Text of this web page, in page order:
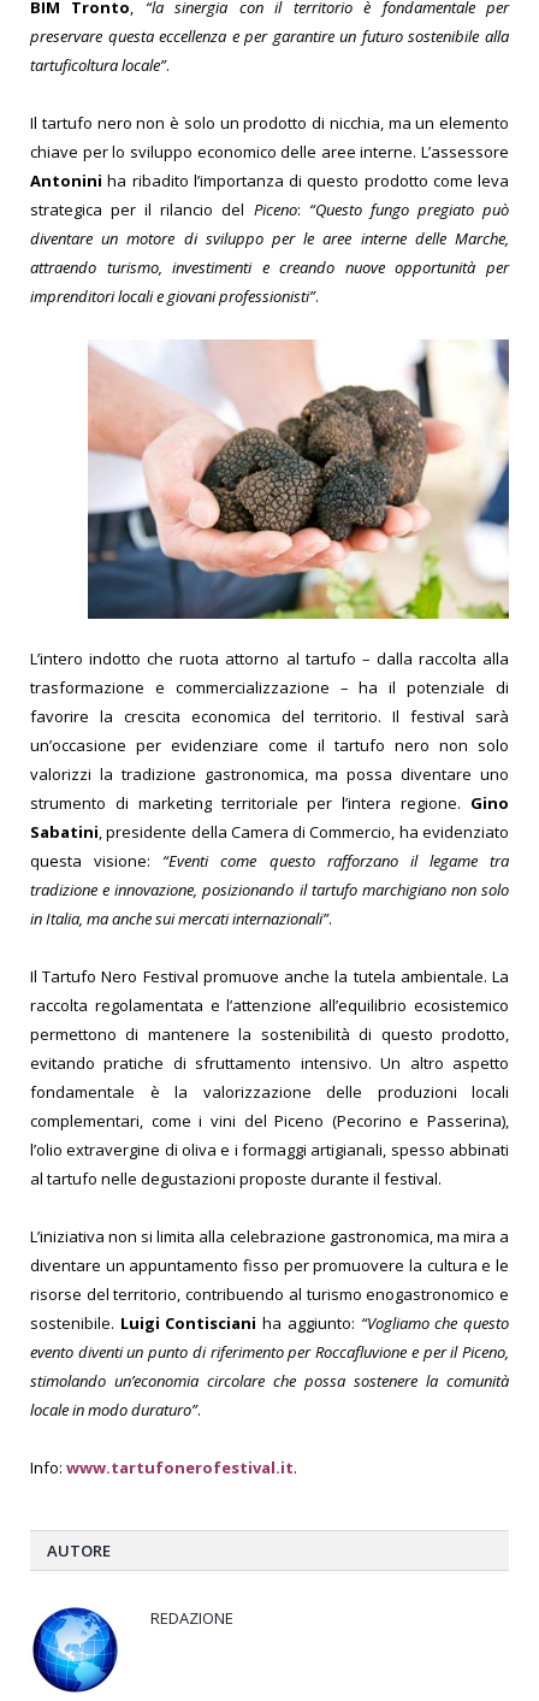
BIM Tronto, “la sinergia con il territorio è fondamentale per
preservare questa eccellenza e per garantire un futuro sostenibile alla
tartuficoltura locale”.
Il tartufo nero non è solo un prodotto di nicchia, ma un elemento
chiave per lo sviluppo economico delle aree interne. L’assessore
Antonini ha ribadito l’importanza di questo prodotto come leva
strategica per il rilancio del Piceno: “Questo fungo pregiato può
diventare un motore di sviluppo per le aree interne delle Marche,
attraendo turismo, investimenti e creando nuove opportunità per
imprenditori locali e giovani professionisti”.
L’intero indotto che ruota attorno al tartufo – dalla raccolta alla
trasformazione e commercializzazione – ha il potenziale di
favorire la crescita economica del territorio. Il festival sarà
un’occasione per evidenziare come il tartufo nero non solo
valorizzi la tradizione gastronomica, ma possa diventare uno
strumento di marketing territoriale per l’intera regione. Gino
Sabatini, presidente della Camera di Commercio, ha evidenziato
questa visione: “Eventi come questo rafforzano il legame tra
tradizione e innovazione, posizionando il tartufo marchigiano non solo
in Italia, ma anche sui mercati internazionali”.
Il Tartufo Nero Festival promuove anche la tutela ambientale. La
raccolta regolamentata e l’attenzione all’equilibrio ecosistemico
permettono di mantenere la sostenibilità di questo prodotto,
evitando pratiche di sfruttamento intensivo. Un altro aspetto
fondamentale è la valorizzazione delle produzioni locali
complementari, come i vini del Piceno (Pecorino e Passerina),
l’olio extravergine di oliva e i formaggi artigianali, spesso abbinati
al tartufo nelle degustazioni proposte durante il festival.
L’iniziativa non si limita alla celebrazione gastronomica, ma mira a
diventare un appuntamento fisso per promuovere la cultura e le
risorse del territorio, contribuendo al turismo enogastronomico e
sostenibile. Luigi Contisciani ha aggiunto: “Vogliamo che questo
evento diventi un punto di riferimento per Roccafluvione e per il Piceno,
stimolando un’economia circolare che possa sostenere la comunità
locale in modo duraturo”.
Info: www.tartufonerofestival.it.
AUTORE
REDAZIONE